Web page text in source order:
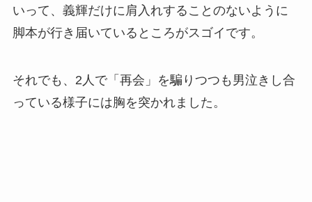
いって、義輝だけに肩入れすることのないように
脚本が行き届いているところがスゴイです。
それでも、2人で「再会」を騙りつつも男泣きし合
っている様子には胸を突かれました。